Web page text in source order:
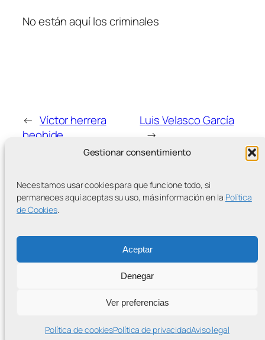
Gestionar consentimiento
Necesitamos usar cookies para que funcione todo, si
permaneces aquí aceptas su uso, más información en la Política
de Cookies.
Aceptar
Denegar
Ver preferencias
Política de cookiesPolítica de privacidadAviso legal
No están aquí los criminales
← Víctor herrera
beobide
Luis Velasco García
→
WordPress